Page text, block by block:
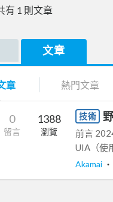
有 1 則文章
文章
章 熱門文章
0
留言
1388
瀏覽
技術
前言
UIA（使
Akamai ‧